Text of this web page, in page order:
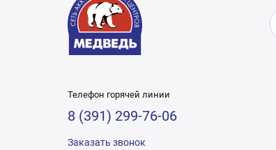
Телефон горячей линии
8 (391) 299-76-06
Заказать звонок